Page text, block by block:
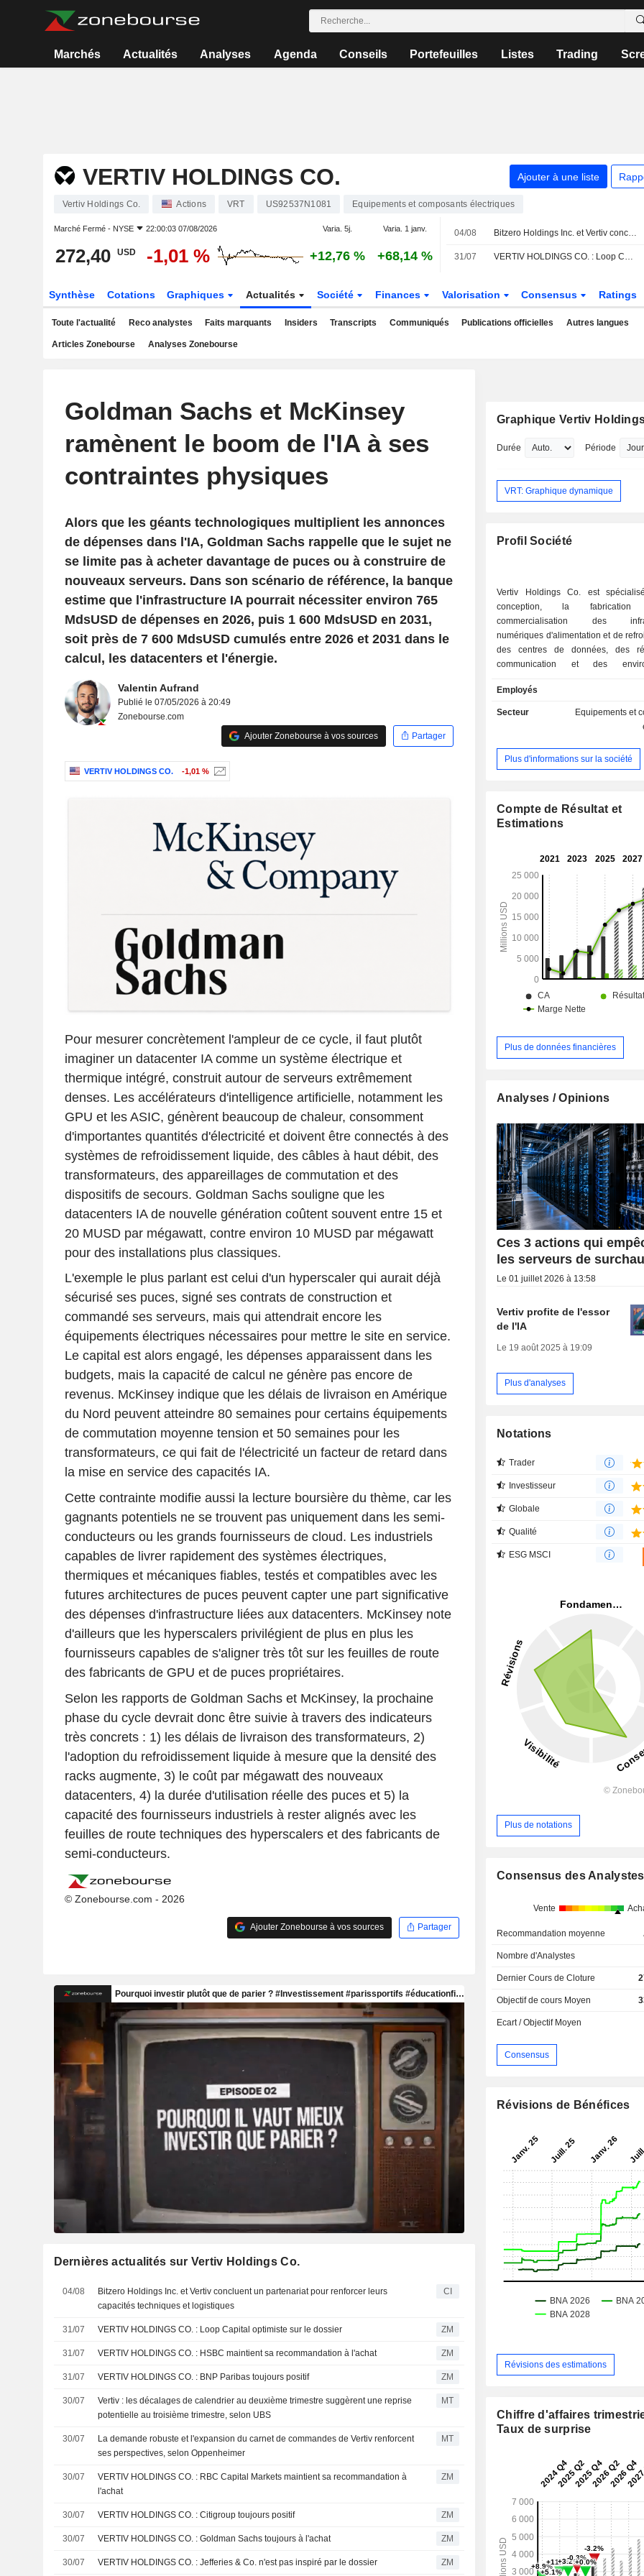
Marchés Actualités Analyses Agenda Conseils Portefeuilles Listes Trading
VERTIV HOLDINGS CO. Ajouter à une liste
Vertiv Holdings Co. Actions VRT US92537N1081 Equipements et composants électriques
Marché Fermé - NYSE 22:00:03 07/08/2026 Varia. 5j. Varia. 1 janv.
272,40 USD -1,01 % +12,76 % +68,14 %
04/08 Bitzero Holdings Inc. et Vertiv concluent un partenariat pour renforcer leurs capacités techniques et logistiques
31/07 VERTIV HOLDINGS CO. : Loop Capital optimiste sur le dossier
Synthèse Cotations Graphiques Actualités Société Finances Valorisation Consensus Ratings
Toute l'actualité Reco analystes Faits marquants Insiders Transcripts Communiqués Publications officielles Autres langues
Articles Zonebourse Analyses Zonebourse
Goldman Sachs et McKinsey
ramènent le boom de l'IA à ses
contraintes physiques
Alors que les géants technologiques multiplient les annonces
de dépenses dans l'IA, Goldman Sachs rappelle que le sujet ne
se limite pas à acheter davantage de puces ou à construire de
nouveaux serveurs. Dans son scénario de référence, la banque
estime que l'infrastructure IA pourrait nécessiter environ 765
MdsUSD de dépenses en 2026, puis 1 600 MdsUSD en 2031,
soit près de 7 600 MdsUSD cumulés entre 2026 et 2031 dans le
calcul, les datacenters et l'énergie.
Valentin Aufrand
Publié le 07/05/2026 à 20:49
Zonebourse.com
Ajouter Zonebourse à vos sources
Partager
VERTIV HOLDINGS CO. -1,01 %
Pour mesurer concrètement l'ampleur de ce cycle, il faut plutôt
imaginer un datacenter IA comme un système électrique et
thermique intégré, construit autour de serveurs extrêmement
denses. Les accélérateurs d'intelligence artificielle, notamment les
GPU et les ASIC, génèrent beaucoup de chaleur, consomment
d'importantes quantités d'électricité et doivent être connectés à des
systèmes de refroidissement liquide, des câbles à haut débit, des
transformateurs, des appareillages de commutation et des
dispositifs de secours. Goldman Sachs souligne que les
datacenters IA de nouvelle génération coûtent souvent entre 15 et
20 MUSD par mégawatt, contre environ 10 MUSD par mégawatt
pour des installations plus classiques.
L'exemple le plus parlant est celui d'un hyperscaler qui aurait déjà
sécurisé ses puces, signé ses contrats de construction et
commandé ses serveurs, mais qui attendrait encore les
équipements électriques nécessaires pour mettre le site en service.
Le capital est alors engagé, les dépenses apparaissent dans les
budgets, mais la capacité de calcul ne génère pas encore de
revenus. McKinsey indique que les délais de livraison en Amérique
du Nord peuvent atteindre 80 semaines pour certains équipements
de commutation moyenne tension et 50 semaines pour les
transformateurs, ce qui fait de l'électricité un facteur de retard dans
la mise en service des capacités IA.
Cette contrainte modifie aussi la lecture boursière du thème, car les
gagnants potentiels ne se trouvent pas uniquement dans les semi-
conducteurs ou les grands fournisseurs de cloud. Les industriels
capables de livrer rapidement des systèmes électriques,
thermiques et mécaniques fiables, testés et compatibles avec les
futures architectures de puces peuvent capter une part significative
des dépenses d'infrastructure liées aux datacenters. McKinsey note
d'ailleurs que les hyperscalers privilégient de plus en plus les
fournisseurs capables de s'aligner très tôt sur les feuilles de route
des fabricants de GPU et de puces propriétaires.
Selon les rapports de Goldman Sachs et McKinsey, la prochaine
phase du cycle devrait donc être suivie à travers des indicateurs
très concrets : 1) les délais de livraison des transformateurs, 2)
l'adoption du refroidissement liquide à mesure que la densité des
racks augmente, 3) le coût par mégawatt des nouveaux
datacenters, 4) la durée d'utilisation réelle des puces et 5) la
capacité des fournisseurs industriels à rester alignés avec les
feuilles de route techniques des hyperscalers et des fabricants de
semi-conducteurs.
© Zonebourse.com - 2026
Ajouter Zonebourse à vos sources Partager
Dernières actualités sur Vertiv Holdings Co.
04/08
Bitzero Holdings Inc. et Vertiv concluent un partenariat pour renforcer leurs
capacités techniques et logistiques
CI
31/07 VERTIV HOLDINGS CO. : Loop Capital optimiste sur le dossier ZM
31/07 VERTIV HOLDINGS CO. : HSBC maintient sa recommandation à l'achat ZM
31/07 VERTIV HOLDINGS CO. : BNP Paribas toujours positif ZM
30/07
Vertiv : les décalages de calendrier au deuxième trimestre suggèrent une reprise
potentielle au troisième trimestre, selon UBS
MT
30/07
La demande robuste et l'expansion du carnet de commandes de Vertiv renforcent
ses perspectives, selon Oppenheimer
MT
30/07
VERTIV HOLDINGS CO. : RBC Capital Markets maintient sa recommandation à
l'achat
ZM
30/07 VERTIV HOLDINGS CO. : Citigroup toujours positif ZM
30/07 VERTIV HOLDINGS CO. : Goldman Sachs toujours à l'achat ZM
30/07 VERTIV HOLDINGS CO. : Jefferies & Co. n'est pas inspiré par le dossier ZM
Graphique Vertiv
Durée Période
VRT: Graphique dynamique
Profil Société
Vertiv Holdings Co. est
conception, la
commercialisation des
numériques d'alimentation et de
des centres de données, des
communication et des
est la suivante : Etats-Unis
Pacifique (19,7%), Europe (14,4%),
latine et Canada (4,3%),
Employés
Secteur
Equipements et
Plus d'informations sur la société
Compte de Résultat et
Estimations
Plus de données financières
Analyses / Opinions
Ces 3 actions qui
les serveurs de
Le 01 juillet 2026 à 13:58
Vertiv profite de l'essor
de l'IA
Le 19 août 2025 à 19:09
Plus d'analyses
Notations
Trader
Investisseur
Globale
Qualité
ESG MSCI
Plus de notations
Consensus des Analystes
Vente
Recommandation moyenne
Nombre d'Analystes
Dernier Cours de Cloture
Objectif de cours Moyen
Ecart / Objectif Moyen
Consensus
Révisions de Bénéfices
Révisions des estimations
Chiffre d'affaires
Taux de surprise